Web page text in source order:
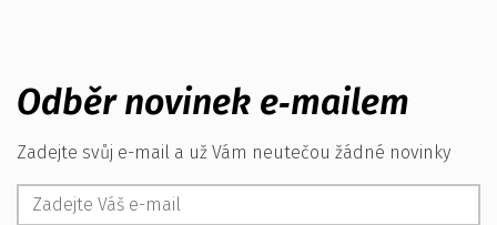
Odběr novinek e‑mailem
Zadejte svůj e-mail a už Vám neutečou žádné novinky